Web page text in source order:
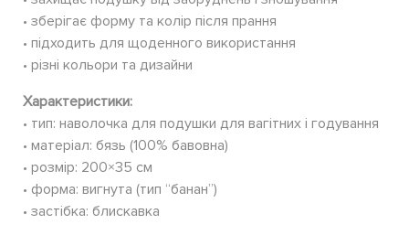
• зберігає форму та колір після прання
• підходить для щоденного використання
• різні кольори та дизайни
Характеристики:
• тип: наволочка для подушки для вагітних і годування
• матеріал: бязь (100% бавовна)
• розмір: 200×35 см
• форма: вигнута (тип “банан”)
• застібка: блискавка